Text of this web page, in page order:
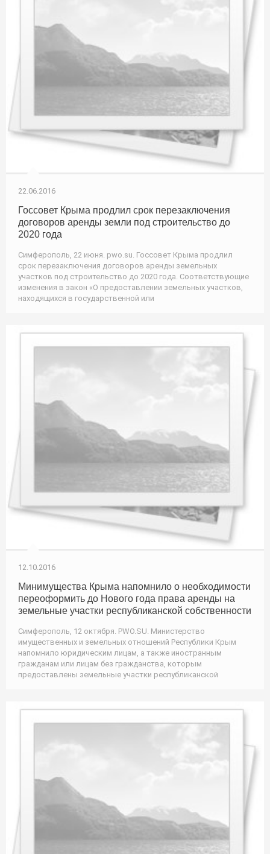
22.06.2016
Госсовет Крыма продлил срок перезаключения
договоров аренды земли под строительство до
2020 года
Симферополь, 22 июня. pwo.su. Госсовет Крыма продлил
срок перезаключения договоров аренды земельных
участков под строительство до 2020 года. Соответствующие
изменения в закон «О предоставлении земельных участков,
находящихся в государственной или
12.10.2016
Минимущества Крыма напомнило о необходимости
переоформить до Нового года права аренды на
земельные участки республиканской собственности
Симферополь, 12 октября. PWO.SU. Министерство
имущественных и земельных отношений Республики Крым
напомнило юридическим лицам, а также иностранным
гражданам или лицам без гражданства, которым
предоставлены земельные участки республиканской